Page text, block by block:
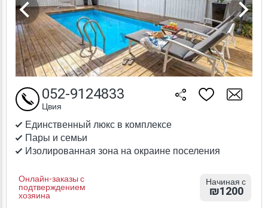
Единственный люкс в комплексе
Пары и семьи
Изолированная зона на окраине поселения
Онлайн-заказы с
подтверждением
хозяина
052-9124833
Цвия
Начиная с
₪1200